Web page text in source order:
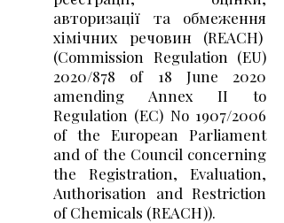
авторизації та обмеження
хімічних речовин (REACH)
(Commission Regulation (EU)
2020/878 of 18 June 2020
amending Annex II to
Regulation (EC) No 1907/2006
of the European Parliament
and of the Council concerning
the Registration, Evaluation,
Authorisation and Restriction
of Chemicals (REACH)).